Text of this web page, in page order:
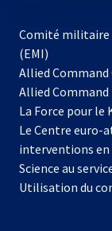
Comité
(EMI)
Allied Command
Allied
La Force pour le
Le Centre euro-
interventions en
Science au
Utilisation du